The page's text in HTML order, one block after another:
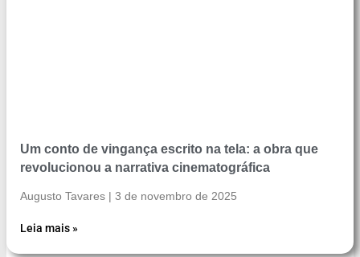
Um conto de vingança escrito na tela: a obra que
revolucionou a narrativa cinematográfica
Augusto Tavares 3 de novembro de 2025
Leia mais »